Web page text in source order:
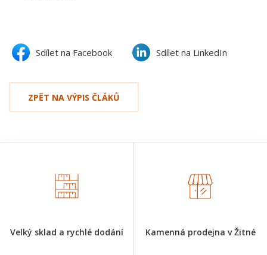
Sdílet na Facebook Sdílet na LinkedIn
ZPĚT NA VÝPIS ČLÁKŮ
Velký sklad a rychlé dodání Kamenná prodejna v Žitné